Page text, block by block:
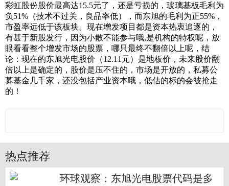
彩虹股份股价最高达15.5元了，还是亏损的，玻璃基板毛利为
负51%（技术不过关，良品率低），而东旭的毛利为正55%，
市盈率远低于该板块。现在增发项目都是资本热衷追逐的，
有甚于新股发行，因为小散不能参与哦,是机构的特权呢，放
眼看看整个增发市场的股票，哪只最终不翻倍以上呢，结
论：现在的东旭光电股价（12.11元）是地板价，未来股价翻
倍以上是确定的，股价是压不住的，市场是开放的，私募公
募基金几千家，还没包括产业资本哦，低估的标的会被抢走
的！
热点推荐
环球观察：东旭光电股票代码是多